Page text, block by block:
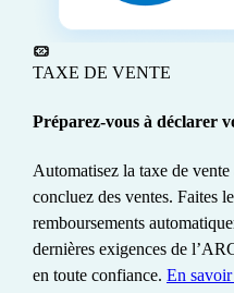
Les clients
heures par mois
Intuit Intelligence.
TAXE DE VENTE
Préparez-vous à déclarer
Automatisez la taxe de
concluez des ventes. Faites
remboursements
dernières exigences de
en toute confiance. En